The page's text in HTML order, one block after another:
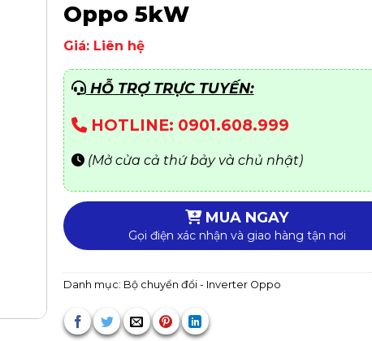
Oppo 5kW
Giá: Liên hệ
HỖ TRỢ TRỰC TUYẾN:
HOTLINE: 0901.608.999
(Mở cửa cả thứ bảy và chủ nhật)
MUA NGAY
Gọi điện xác nhận và giao hàng tận nơi
Danh mục: Bộ chuyển đổi - Inverter Oppo